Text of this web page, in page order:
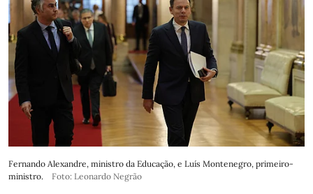
Fernando Alexandre, ministro da Educação, e Luís Montenegro, primeiro-
ministro.
Foto: Leonardo Negrão